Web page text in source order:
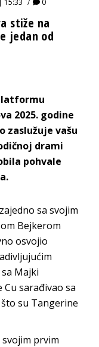
stiže na
jedan od
2025. godine
zaslužuje vašu
drami
pohvale
sa svojim
Bejkerom
osvojio
Majki
sarađivao sa
su Tangerine
prvim